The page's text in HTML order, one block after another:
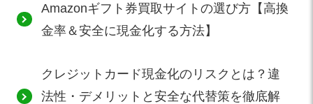
Amazonギフト券買取サイトの選び方【高換
金率＆安全に現金化する方法】
クレジットカード現金化のリスクとは？違
法性・デメリットと安全な代替策を徹底解